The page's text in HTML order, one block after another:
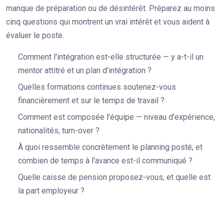
manque de préparation ou de désintérêt. Préparez au moins
cinq questions qui montrent un vrai intérêt et vous aident à
évaluer le poste.
Comment l'intégration est-elle structurée — y a-t-il un
mentor attitré et un plan d'intégration ?
Quelles formations continues soutenez-vous
financièrement et sur le temps de travail ?
Comment est composée l'équipe — niveau d'expérience,
nationalités, turn-over ?
À quoi ressemble concrètement le planning posté, et
combien de temps à l'avance est-il communiqué ?
Quelle caisse de pension proposez-vous, et quelle est
la part employeur ?